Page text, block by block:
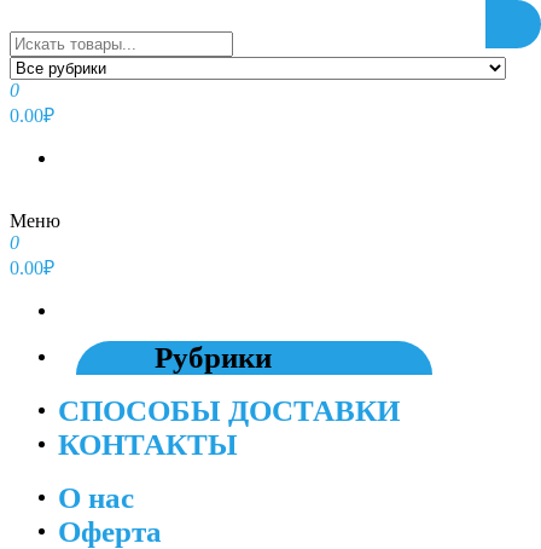
к
содержимому
0
0.00₽
Меню
0
0.00₽
Рубрики
СПОСОБЫ ДОСТАВКИ
КОНТАКТЫ
О нас
Оферта